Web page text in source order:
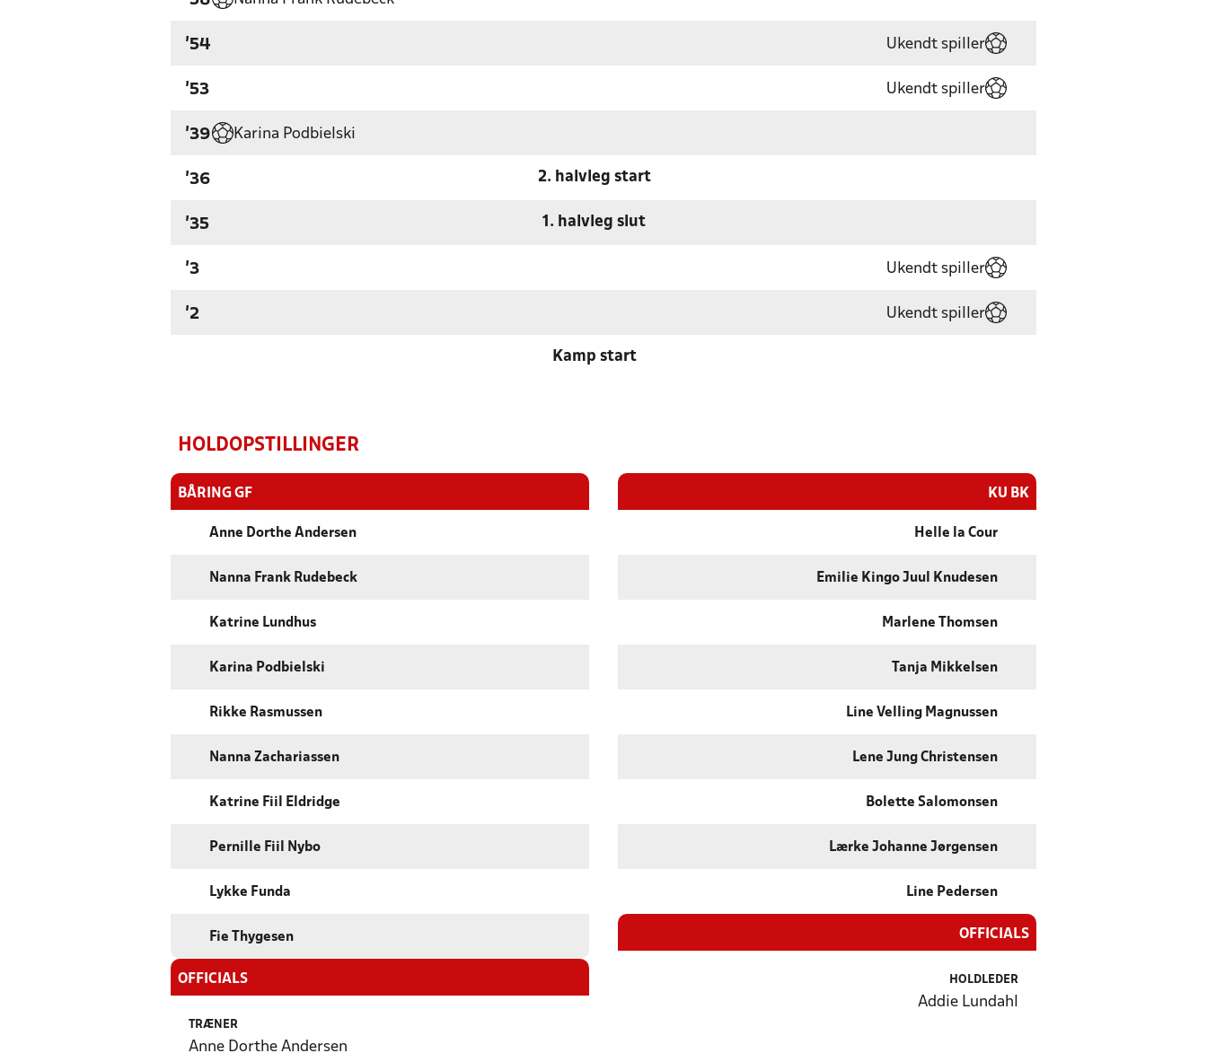
'54 Ukendt spiller
'53 Ukendt spiller
'39 Karina Podbielski
'36 2. halvleg start
'35 1. halvleg slut
'3 Ukendt spiller
'2 Ukendt spiller
Kamp start
HOLDOPSTILLINGER
BÅRING GF
Anne Dorthe Andersen
Nanna Frank Rudebeck
Katrine Lundhus
Karina Podbielski
Rikke Rasmussen
Nanna Zachariassen
Katrine Fiil Eldridge
Pernille Fiil Nybo
Lykke Funda
Fie Thygesen
OFFICIALS
TRÆNER
Anne Dorthe Andersen
KU BK
Helle la Cour
Emilie Kingo Juul Knudesen
Marlene Thomsen
Tanja Mikkelsen
Line Velling Magnussen
Lene Jung Christensen
Bolette Salomonsen
Lærke Johanne Jørgensen
Line Pedersen
OFFICIALS
HOLDLEDER
Addie Lundahl